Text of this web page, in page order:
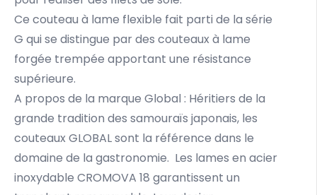
Ce couteau à lame flexible fait parti de la série
G qui se distingue par des couteaux à lame
forgée trempée apportant une résistance
supérieure.
A propos de la marque Global : Héritiers de la
grande tradition des samouraïs japonais, les
couteaux GLOBAL sont la référence dans le
domaine de la gastronomie. Les lames en acier
inoxydable CROMOVA 18 garantissent un